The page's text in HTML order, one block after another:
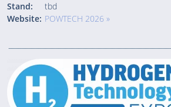
Stand:
tbd
Website: POWTECH 2026 »